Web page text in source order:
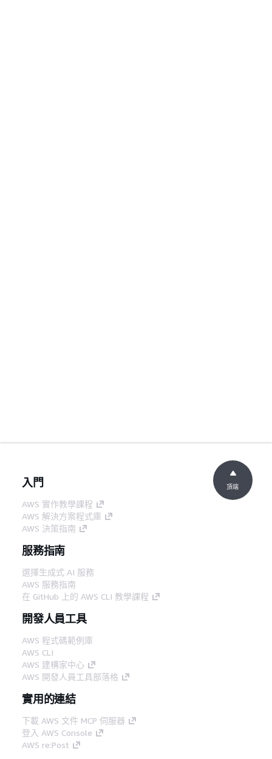
入門
AWS 實作教學課程
AWS 解決方案程式庫
AWS 決策指南
服務指南
選擇生成式 AI 服務
AWS 服務指南
在 GitHub 上的 AWS CLI 教學課程
開發人員工具
AWS 程式碼範例庫
AWS CLI
AWS 建構家中心
AWS 開發人員工具部落格
實用的連結
下載 AWS 文件 MCP 伺服器
登入 AWS Console
AWS re:Post
頂端